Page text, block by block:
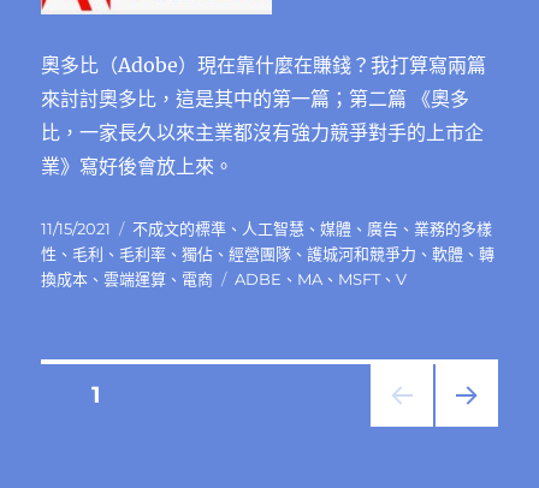
何
賺
錢
奧多比（Adobe）現在靠什麼在賺錢？我打算寫兩篇
來討討奧多比，這是其中的第一篇；第二篇 《奧多
比，一家長久以來主業都沒有強力競爭對手的上市企
業》寫好後會放上來。
發
佈
日
11/15/2021
分
類
不成文的標準 、 人工智慧 、媒體 、 廣告 、 業務的多樣
性 、 毛利 、 毛利率 、獨佔 、經營團隊 、護城河和競爭力 、軟體 、轉
換成本 、雲端運算 、 電商
標
ADBE 、 MA 、 MSFT、V
頁次1